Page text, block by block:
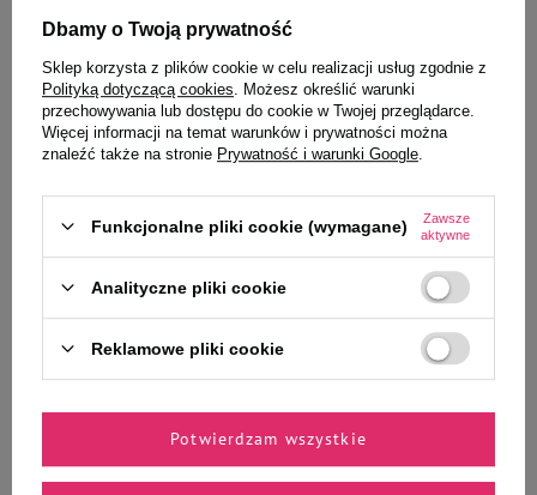
Wybrane specjalnie dla
Milord Przysmak dla psa indyk
23,99 zł 299,88 zł / kg
- +
Do koszyka
Milord Ciastka dla psa kurczak i
262,38 zł / kg
- +
Do koszyka
Dbamy o Twoją prywatność
Sklep korzysta z plików cookie w celu realizacji usług zgodnie z
Polityką dotyczącą cookies . Możesz określić warunki
przechowywania lub dostępu do cookie w Twojej przeglądarce.
Więcej informacji na temat warunków i prywatności można
znaleźć także na stronie Prywatność i warunki Google
Funkcjonalne pliki cookie (wymagane)
Zawsze
aktywne
Analityczne pliki cookie
Reklamowe pliki cookie
Potwierdzam wszystkie